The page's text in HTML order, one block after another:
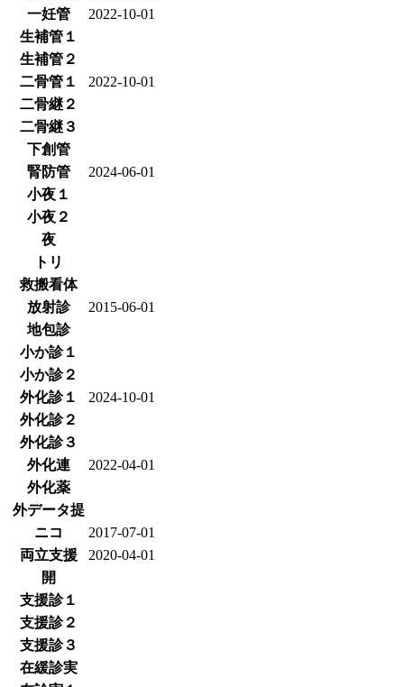
一妊管
2022-10-01
生補管１
生補管２
二骨管１
2022-10-01
二骨継２
二骨継３
下創管
腎防管
2024-06-01
小夜１
小夜２
夜
トリ
救搬看体
放射診
2015-06-01
地包診
小か診１
小か診２
外化診１
2024-10-01
外化診２
外化診３
外化連
2022-04-01
外化薬
外データ提
ニコ
2017-07-01
両立支援
2020-04-01
開
支援診１
支援診２
支援診３
在緩診実